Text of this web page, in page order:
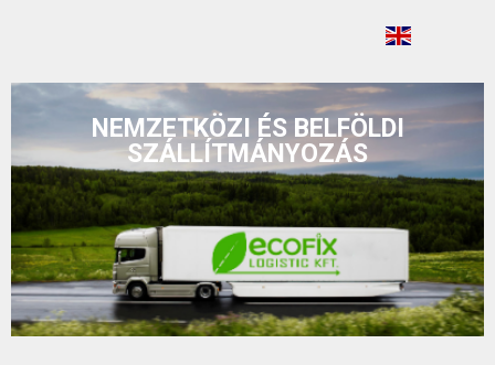
NEMZETKÖZI ÉS BELFÖLDI
SZÁLLÍTMÁNYOZÁS